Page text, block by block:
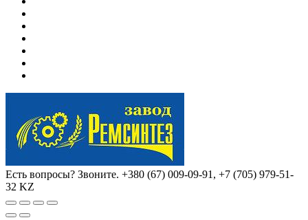
Есть вопросы? Звоните. +380 (67) 009-09-91, +7 (705) 979-51-
32 KZ